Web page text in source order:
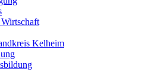
Kelheim